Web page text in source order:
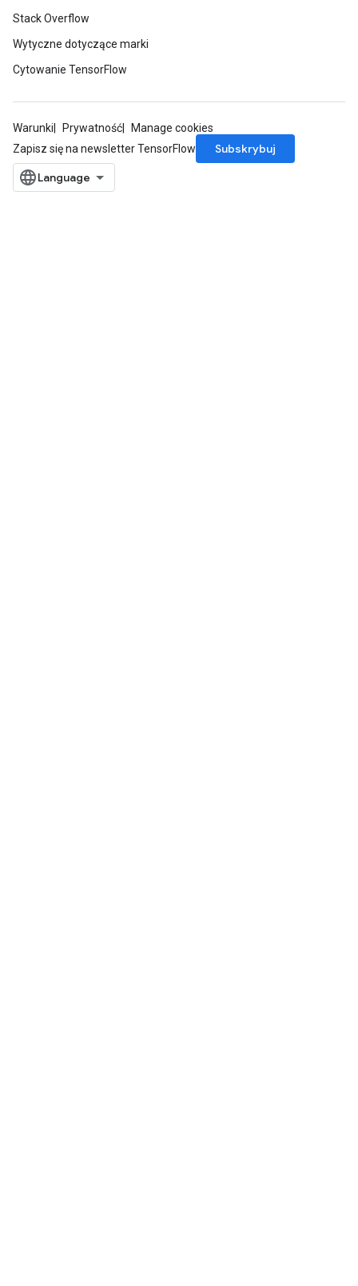
Stack Overflow
Wytyczne dotyczące marki
Cytowanie TensorFlow
Warunki Prywatność
Manage cookies
Zapisz się na newsletter TensorFlow
Subskrybuj